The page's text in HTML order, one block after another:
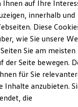
Ihnen auf Ihre
innerhalb und
Diese
wie Sie unsere
Sie am meisten
der Seite bewegen.
für Sie
Inhalte anzubieten.
die